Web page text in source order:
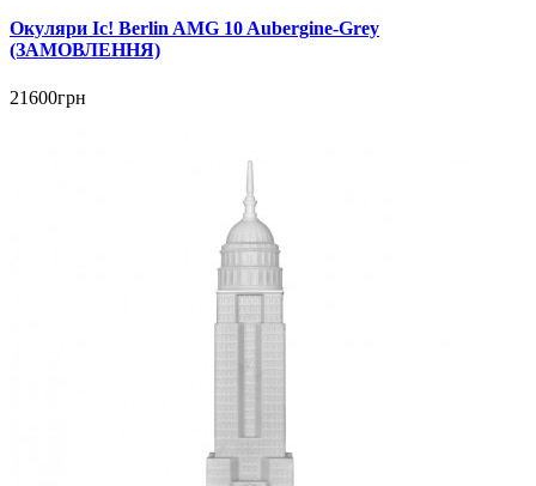
Окуляри Ic! Berlin AMG 10 Aubergine-Grey
(ЗАМОВЛЕННЯ)
21600грн